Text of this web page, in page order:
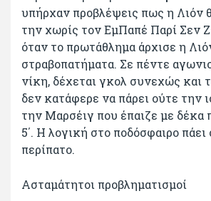
υπήρχαν προβλέψεις πως η Λιόν
την χωρίς τον ΕμΠαπέ Παρί Σεν
όταν το πρωτάθλημα άρχισε η
στραβοπατήματα. Σε πέντε
νίκη, δέχεται γκολ συνεχώς και
δεν κατάφερε να πάρει ούτε την
την Μαρσέιγ που έπαιζε με δέκα
5΄. Η λογική στο ποδόσφαιρο
περίπατο.
Ασταμάτητοι προβληματισμοί